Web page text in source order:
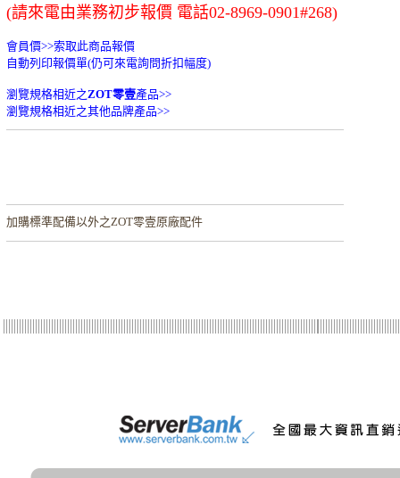
(請來電由業務初步報價 電話02-8969-0901#268)
會員價>>索取此商品報價
自動列印報價單(仍可來電詢問折扣幅度)
瀏覽規格相近之ZOT零壹產品>>
瀏覽規格相近之其他品牌產品>>
加購標準配備以外之ZOT零壹原廠配件